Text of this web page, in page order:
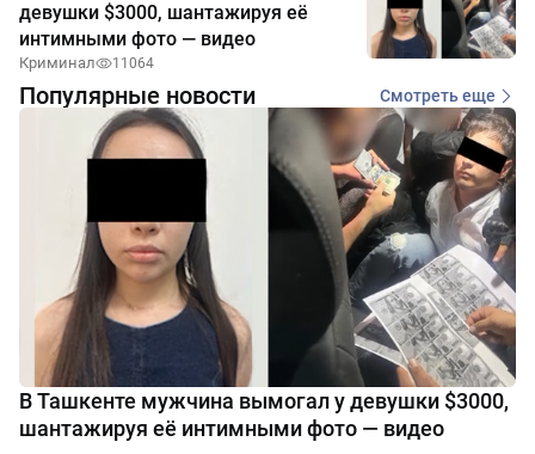
девушки $3000, шантажируя её
интимными фото — видео
Криминал 11064
Популярные новости Смотреть еще
В Ташкенте мужчина вымогал у девушки $3000,
шантажируя её интимными фото — видео